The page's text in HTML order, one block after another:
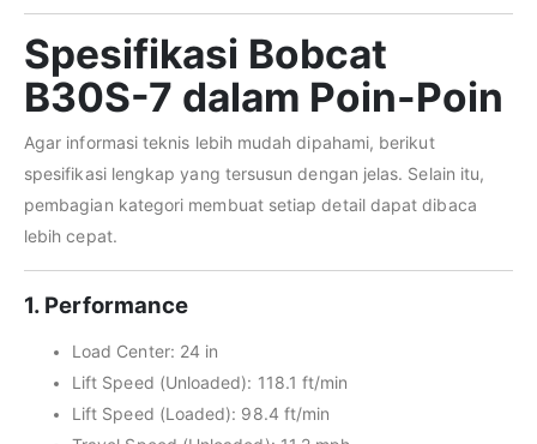
Spesifikasi Bobcat
B30S-7 dalam Poin-Poin
Agar informasi teknis lebih mudah dipahami, berikut
spesifikasi lengkap yang tersusun dengan jelas. Selain itu,
pembagian kategori membuat setiap detail dapat dibaca
lebih cepat.
1. Performance
Load Center: 24 in
Lift Speed (Unloaded): 118.1 ft/min
Lift Speed (Loaded): 98.4 ft/min